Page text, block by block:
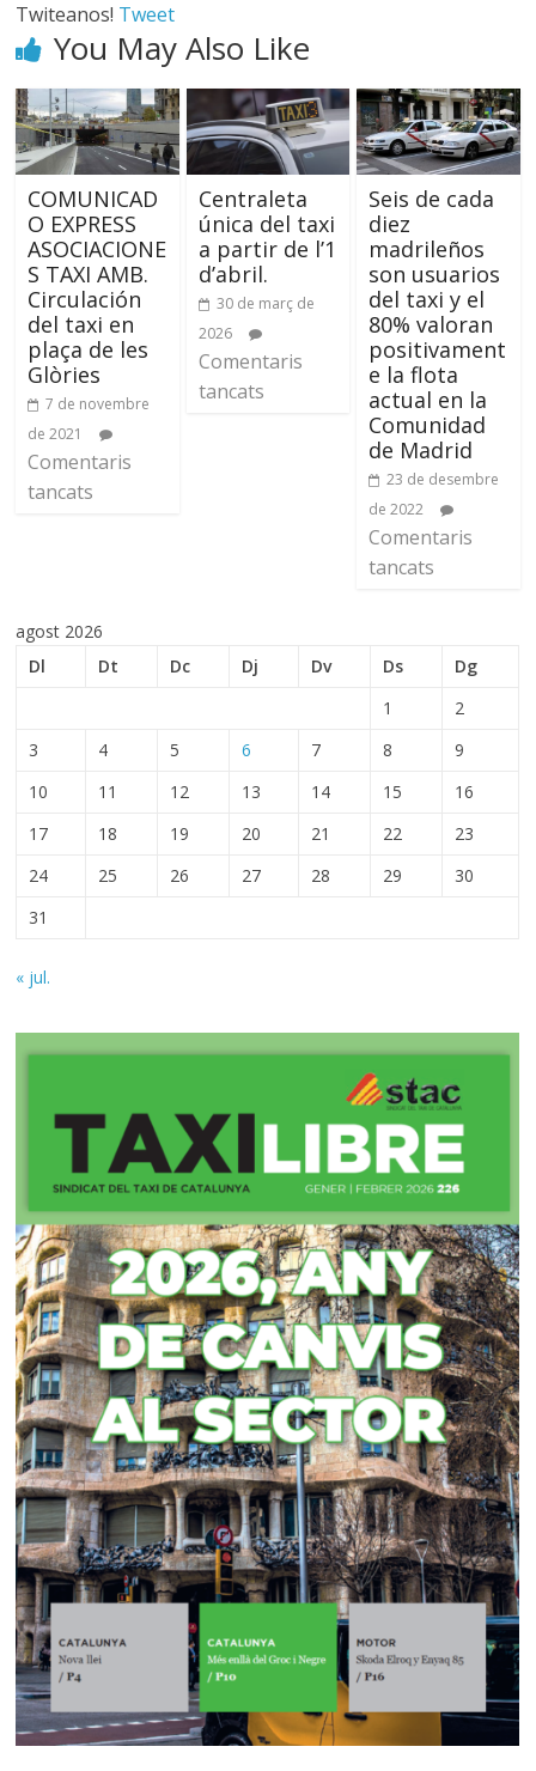
Twiteanos! Tweet
You May Also Like
COMUNICAD
O EXPRESS
ASOCIACIONE
S TAXI AMB.
Circulación
del taxi en
plaça de les
Glòries
7 de novembre
de 2021
Comentaris
tancats
Centraleta
única del taxi
a partir de l’1
d’abril.
30 de març de
2026
Comentaris
tancats
Seis de cada
diez
madrileños
son usuarios
del taxi y el
80% valoran
positivament
e la flota
actual en la
Comunidad
de Madrid
23 de desembre
de 2022
Comentaris
tancats
agost 2026
Dl
Dt Dc Dj Dv Ds
Dg
1
2
3
4 5 6 7 8
9
10
11 12 13 14 15
16
17
18 19 20 21 22
23
24
25 26 27 28 29
30
31
« jul.